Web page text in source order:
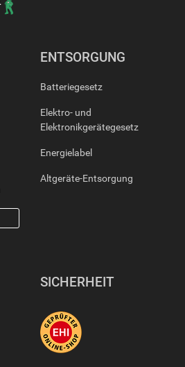
ENTSORGUNG
Batteriegesetz
Elektro- und
Elektronikgerätegesetz
Energielabel
Altgeräte-Entsorgung
SICHERHEIT